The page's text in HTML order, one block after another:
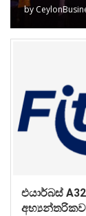
by
එයාර්බස්
අභ්‍යන්තරිකව